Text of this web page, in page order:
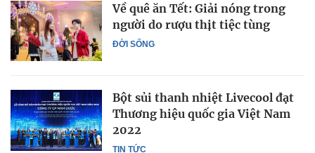
ĐỜI SỐNG
Về quê ăn Tết: Giải nóng trong
người do rượu thịt tiệc tùng
TIN TỨC
Bột sủi thanh nhiệt Livecool đạt
Thương hiệu quốc gia Việt Nam
2022